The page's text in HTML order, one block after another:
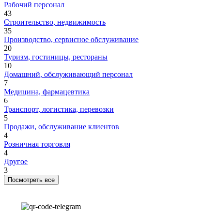
Рабочий персонал
43
Строительство, недвижимость
35
Производство, сервисное обслуживание
20
Туризм, гостиницы, рестораны
10
Домашний, обслуживающий персонал
7
Медицина, фармацевтика
6
Транспорт, логистика, перевозки
5
Продажи, обслуживание клиентов
4
Розничная торговля
4
Другое
3
Посмотреть все